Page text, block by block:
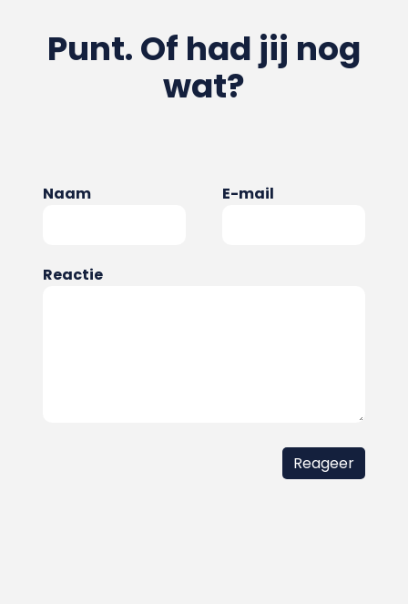
Punt. Of had jij nog
wat?
Naam E-mail
Reactie